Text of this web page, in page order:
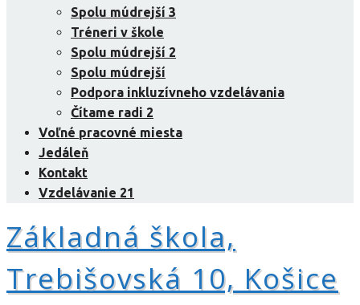
Spolu múdrejší 3
Tréneri v škole
Spolu múdrejší 2
Spolu múdrejší
Podpora inkluzívneho vzdelávania
Čítame radi 2
Voľné pracovné miesta
Jedáleň
Kontakt
Vzdelávanie 21
Základná škola,
Trebišovská 10, Košice